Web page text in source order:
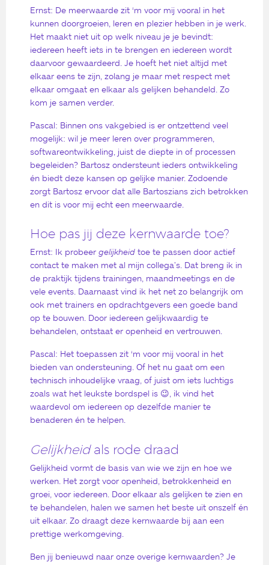
Ernst: De meerwaarde zit ‘m voor mij vooral in het
kunnen doorgroeien, leren en plezier hebben in je werk.
Het maakt niet uit op welk niveau je je bevindt:
iedereen heeft iets in te brengen en iedereen wordt
daarvoor gewaardeerd. Je hoeft het niet altijd met
elkaar eens te zijn, zolang je maar met respect met
elkaar omgaat en elkaar als gelijken behandeld. Zo
kom je samen verder.
Pascal: Binnen ons vakgebied is er ontzettend veel
mogelijk: wil je meer leren over programmeren,
softwareontwikkeling, juist de diepte in of processen
begeleiden? Bartosz ondersteunt ieders ontwikkeling
én biedt deze kansen op gelijke manier. Zodoende
zorgt Bartosz ervoor dat alle Bartoszians zich betrokken
en dit is voor mij echt een meerwaarde.
Hoe pas jij deze kernwaarde toe?
Ernst: Ik probeer gelijkheid toe te passen door actief
contact te maken met al mijn collega’s. Dat breng ik in
de praktijk tijdens trainingen, maandmeetings en de
vele events. Daarnaast vind ik het net zo belangrijk om
ook met trainers en opdrachtgevers een goede band
op te bouwen. Door iedereen gelijkwaardig te
behandelen, ontstaat er openheid en vertrouwen.
Pascal: Het toepassen zit ‘m voor mij vooral in het
bieden van ondersteuning. Of het nu gaat om een
technisch inhoudelijke vraag, of juist om iets luchtigs
zoals wat het leukste bordspel is 😉, ik vind het
waardevol om iedereen op dezelfde manier te
benaderen én te helpen.
Gelijkheid als rode draad
Gelijkheid vormt de basis van wie we zijn en hoe we
werken. Het zorgt voor openheid, betrokkenheid en
groei, voor iedereen. Door elkaar als gelijken te zien en
te behandelen, halen we samen het beste uit onszelf én
uit elkaar. Zo draagt deze kernwaarde bij aan een
prettige werkomgeving.
Ben jij benieuwd naar onze overige kernwaarden? Je